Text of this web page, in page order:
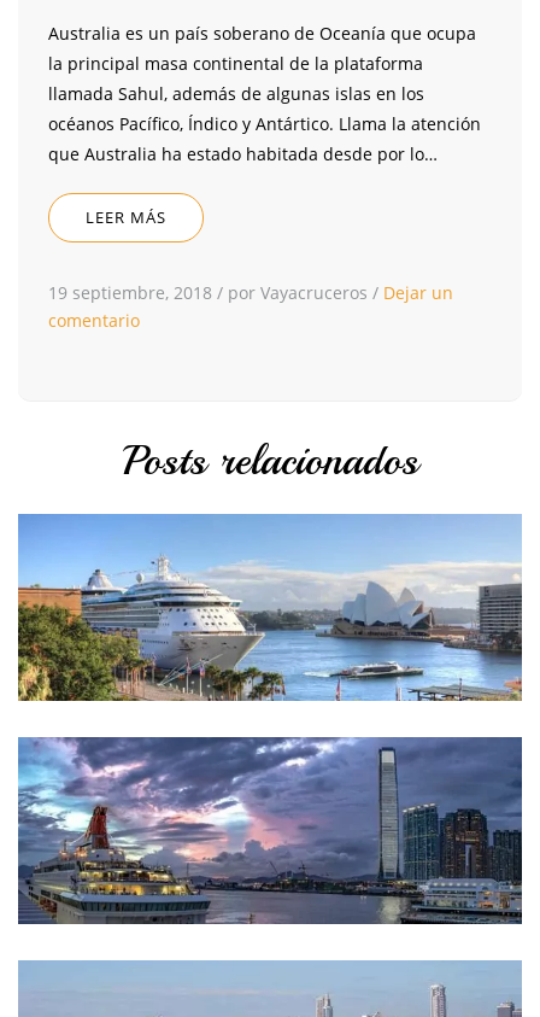
Australia es un país soberano de Oceanía que ocupa
la principal masa continental de la plataforma
llamada Sahul, además de algunas islas en los
océanos Pacífico, Índico y Antártico. Llama la atención
que Australia ha estado habitada desde por lo…
LEER MÁS
19 septiembre, 2018 / por Vayacruceros / Dejar un
comentario
Posts relacionados